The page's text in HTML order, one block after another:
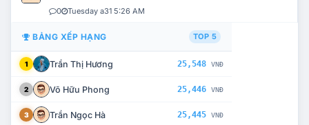
0 Tuesday a31 5:26 AM
BẢNG XẾP HẠNG TOP 5
1 Trần Thị Hương 25,548 VNĐ
2 Võ Hữu Phong 25,446 VNĐ
3 Trần Ngọc Hà 25,445 VNĐ